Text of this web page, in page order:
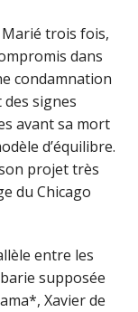
Marié trois fois,
dans
condamnation
signes
avant sa mort
d’équilibre.
projet très
du Chicago
entre les
supposée
Xavier de